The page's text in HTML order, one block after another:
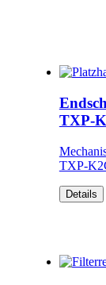
TXP-
TXP-
Details